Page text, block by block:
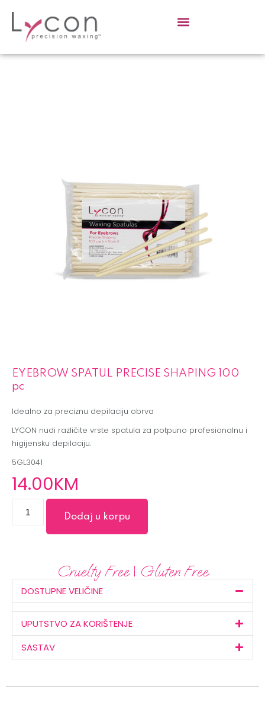
EYEBROW SPATUL PRECISE SHAPING 100
pc
Idealno za preciznu depilaciju obrva
LYCON nudi različite vrste spatula za potpuno profesionalnu i
higijensku depilaciju.
5GL3041
14.00KM
Dodaj u korpu
Cruelty Free | Gluten Free
DOSTUPNE VELIČINE
UPUTSTVO ZA KORIŠTENJE
SASTAV
Sign in Sign up
Remember me Lost your password?